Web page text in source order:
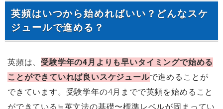
英頻はいつから始めればいい？どんなスケ
ジュールで進める？
英頻は、 受験学年の4月よりも早いタイミングで始める
ことができていれば良いスケジュールで進めることが
できています。受験学年の4月までで英頻を始めること
ができている≒英文法の基礎〜標準レベルが固まってい